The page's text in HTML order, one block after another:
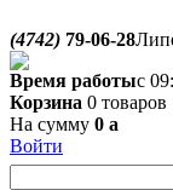
(4742) 79-06-28
Время работыс
Корзина 0 товаров
На сумму 0 a
Войти